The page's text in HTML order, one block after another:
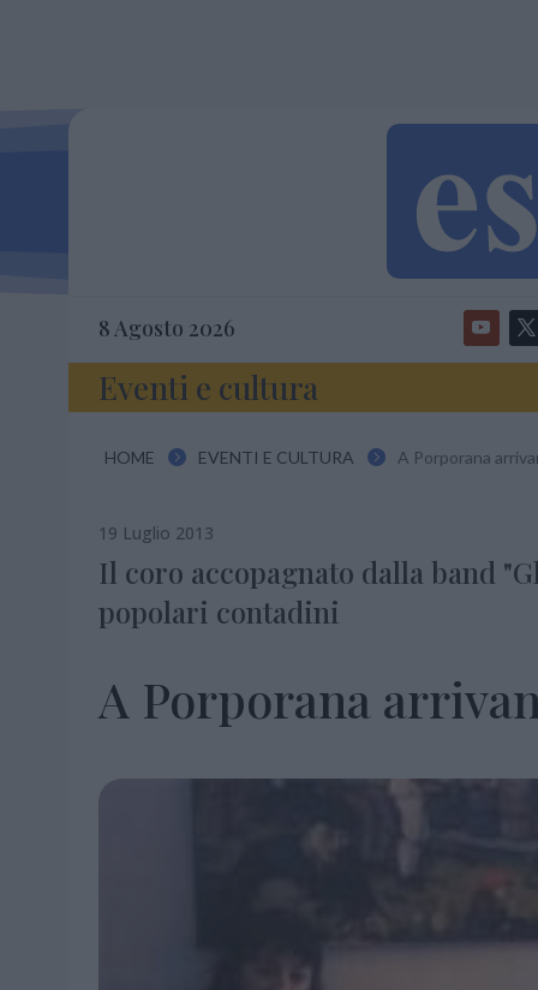
8 Agosto 2026
Eventi e cultura
HOME  EVENTI E CULTURA  A Porporana
19 Luglio 2013
Il coro accopagnato dalla band
popolari contadini
A Porporana